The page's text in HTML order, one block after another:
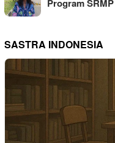
Program
SASTRA INDONESIA